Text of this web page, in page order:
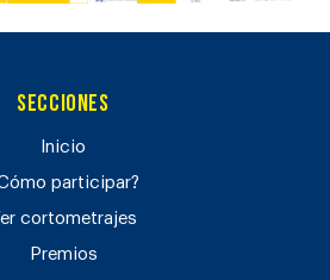
Secciones
Inicio
participar?
cortometrajes
Premios